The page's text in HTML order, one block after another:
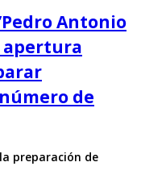
Antonio
apertura
de
preparación de